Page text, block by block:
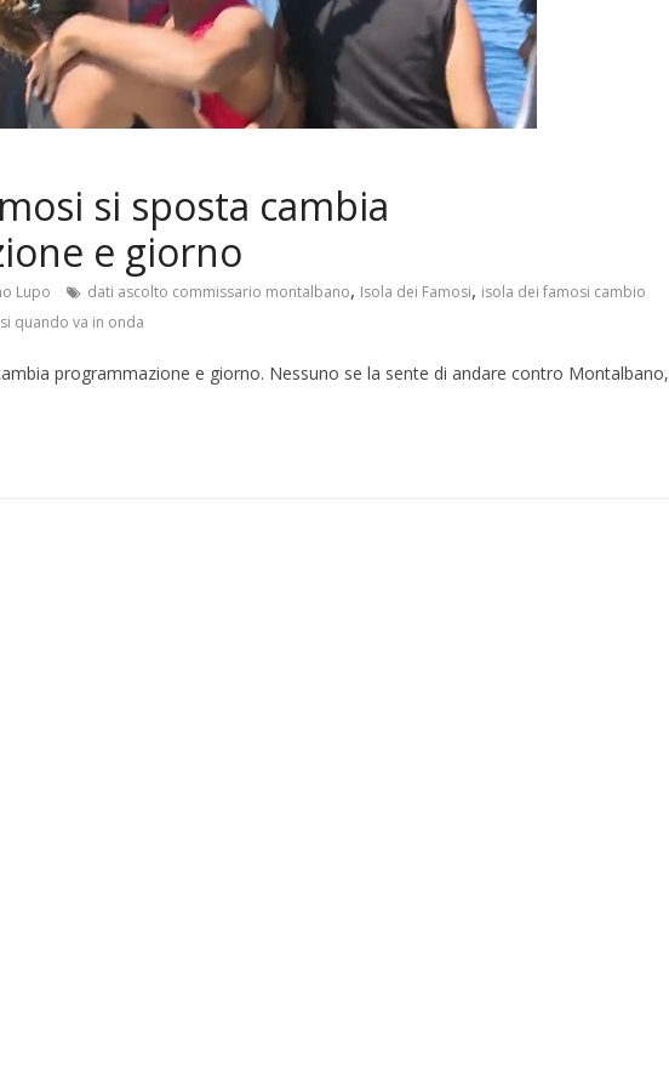
si sposta cambia
e giorno
Lupo dati ascolto commissario montalbano, Isola dei Famosi, isola dei famosi cambio
quando va in onda
programmazione e giorno. Nessuno se la sente di andare contro Montalbano,